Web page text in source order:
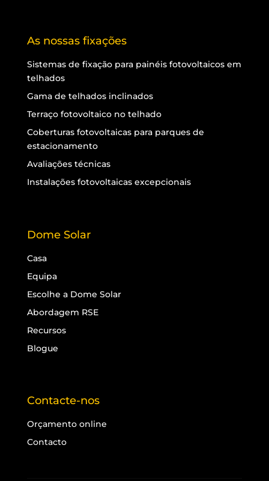
As nossas fixações
Sistemas de fixação para painéis fotovoltaicos em
telhados
Gama de telhados inclinados
Terraço fotovoltaico no telhado
Coberturas fotovoltaicas para parques de
estacionamento
Avaliações técnicas
Instalações fotovoltaicas excepcionais
Dome Solar
Casa
Equipa
Escolhe a Dome Solar
Abordagem RSE
Recursos
Blogue
Contacte-nos
Orçamento online
Contacto